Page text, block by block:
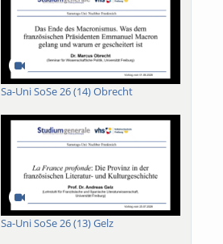
Sa-Uni SoSe 26 (14) Obrecht
Sa-Uni SoSe 26 (13) Gelz